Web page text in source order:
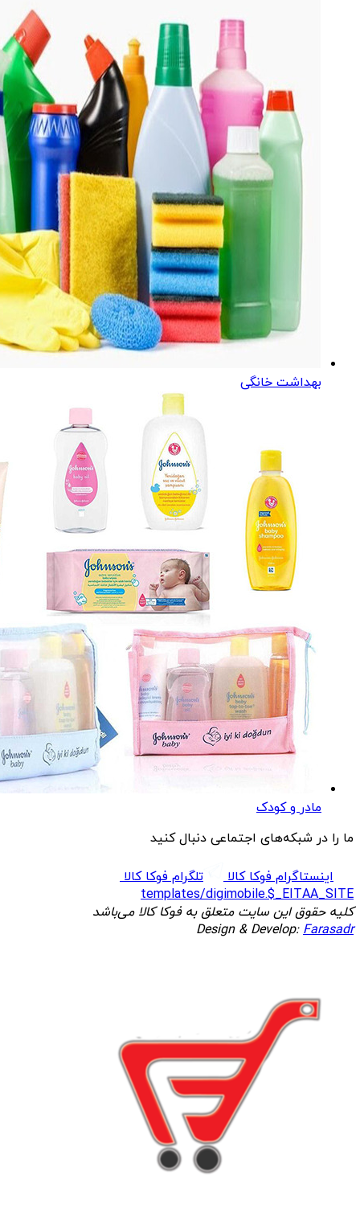
بهداشت خانگی
مادر و کودک
ما را در شبکه‌های اجتماعی دنبال کنید
اینستاگرام فوکا کالا
تلگرام فوکا کالا
templates/digimobile.$_EITAA_SITE
کلیه حقوق این سایت متعلق به فوکا کالا می‌باشد
Design & Develop:Farasadr